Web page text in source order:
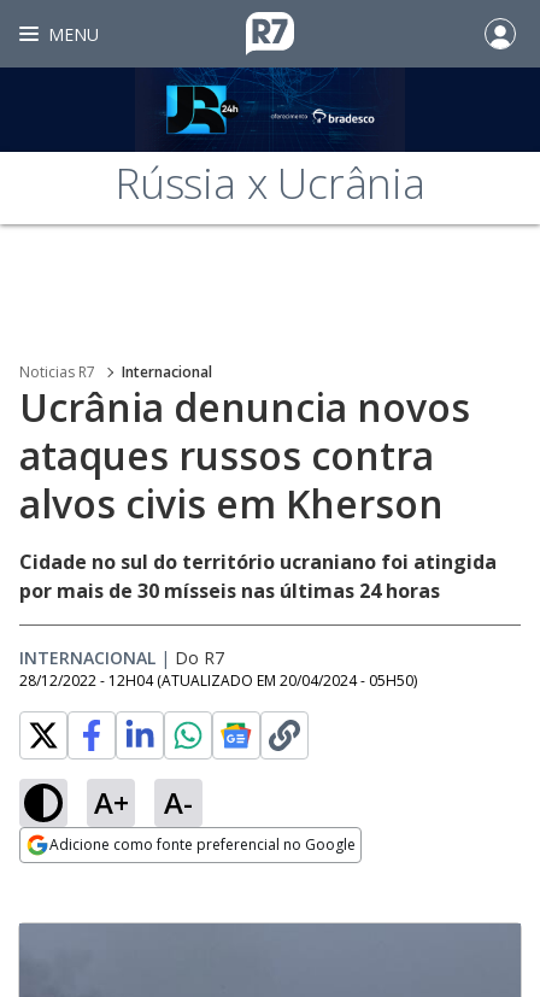
MENU
Rússia x Ucrânia
Noticias R7 Internacional
Ucrânia denuncia novos
ataques russos contra
alvos civis em Kherson
Cidade no sul do território ucraniano foi atingida
por mais de 30 mísseis nas últimas 24 horas
INTERNACIONAL | Do R7
28/12/2022 - 12H04 (ATUALIZADO EM 20/04/2024 - 05H50)
A+ A-
Adicione como fonte preferencial no Google